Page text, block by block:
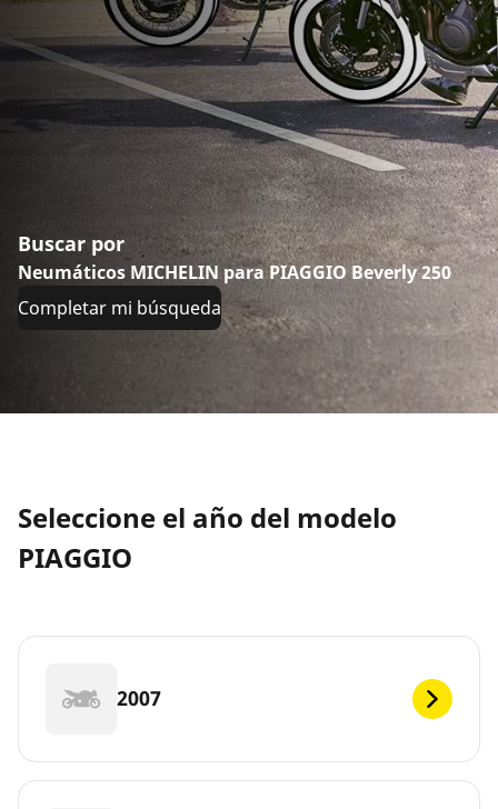
Buscar por
Neumáticos MICHELIN para PIAGGIO Beverly 250
Completar mi búsqueda
Seleccione el año del modelo
PIAGGIO
2007